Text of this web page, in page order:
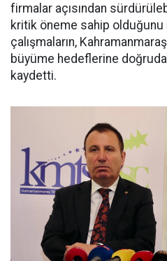
firmalar açısından
kritik öneme sahip
çalışmaların,
büyüme hedeflerine
kaydetti.